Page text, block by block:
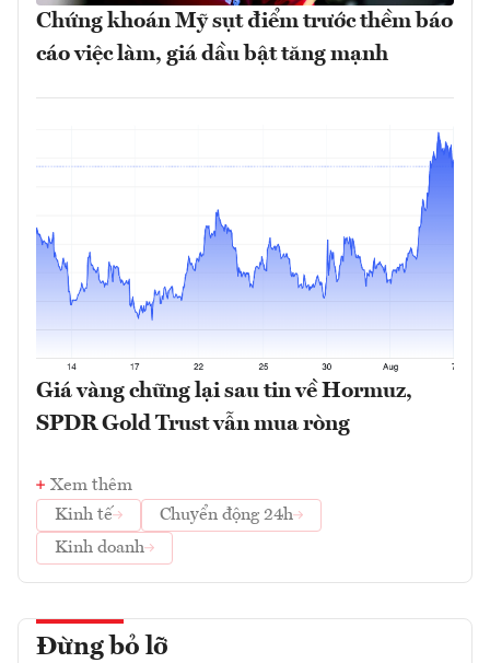
Chứng khoán Mỹ sụt điểm trước thềm báo
cáo việc làm, giá dầu bật tăng mạnh
Giá vàng chững lại sau tin về Hormuz,
SPDR Gold Trust vẫn mua ròng
Xem thêm
Kinh tế
Chuyển động 24h
Kinh doanh
Đừng bỏ lỡ